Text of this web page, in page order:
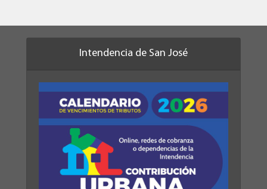
Intendencia de San José